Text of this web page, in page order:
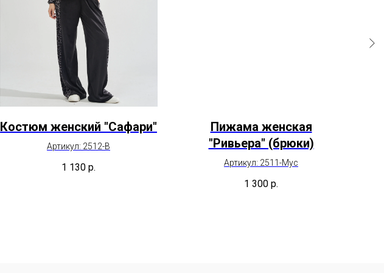
Костюм женский "Сафари"
Артикул: 2512-В
1 130 р.
Пижама женская
"Ривьера" (брюки)
Артикул: 2511-Мус
1 300 р.